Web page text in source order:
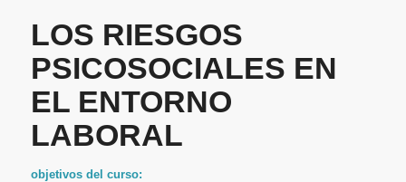
LOS RIESGOS
PSICOSOCIALES EN
EL ENTORNO
LABORAL
objetivos del curso: